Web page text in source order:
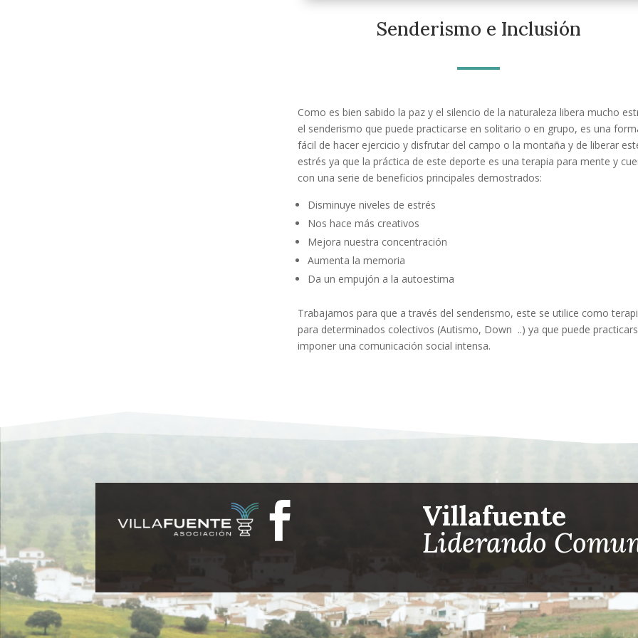
Senderismo e Inclusión
Como es bien sabido la paz y el silencio de la naturaleza libera mucho
el senderismo que puede practicarse en solitario o en grupo, es una
fácil de hacer ejercicio y disfrutar del campo o la montaña y de liberar
estrés ya que la práctica de este deporte es una terapia para mente y
con una serie de beneficios principales demostrados:
Disminuye niveles de estrés
Nos hace más creativos
Mejora nuestra concentración
Aumenta la memoria
Da un empujón a la autoestima
Trabajamos para que a través del senderismo, este se utilice como
para determinados colectivos (Autismo, Down ..) ya que puede
imponer una comunicación social intensa.
 Villafuente
Liderando